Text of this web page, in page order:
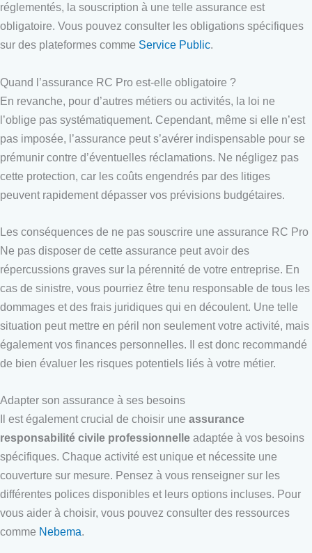
réglementés, la souscription à une telle assurance est
obligatoire. Vous pouvez consulter les obligations spécifiques
sur des plateformes comme Service Public.
Quand l’assurance RC Pro est-elle obligatoire ?
En revanche, pour d’autres métiers ou activités, la loi ne
l’oblige pas systématiquement. Cependant, même si elle n’est
pas imposée, l’assurance peut s’avérer indispensable pour se
prémunir contre d’éventuelles réclamations. Ne négligez pas
cette protection, car les coûts engendrés par des litiges
peuvent rapidement dépasser vos prévisions budgétaires.
Les conséquences de ne pas souscrire une assurance RC Pro
Ne pas disposer de cette assurance peut avoir des
répercussions graves sur la pérennité de votre entreprise. En
cas de sinistre, vous pourriez être tenu responsable de tous les
dommages et des frais juridiques qui en découlent. Une telle
situation peut mettre en péril non seulement votre activité, mais
également vos finances personnelles. Il est donc recommandé
de bien évaluer les risques potentiels liés à votre métier.
Adapter son assurance à ses besoins
Il est également crucial de choisir une assurance
responsabilité civile professionnelle adaptée à vos besoins
spécifiques. Chaque activité est unique et nécessite une
couverture sur mesure. Pensez à vous renseigner sur les
différentes polices disponibles et leurs options incluses. Pour
vous aider à choisir, vous pouvez consulter des ressources
comme Nebema.